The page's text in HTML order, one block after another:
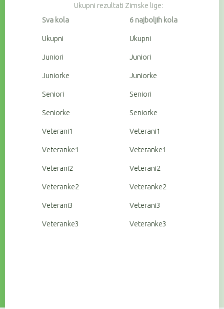
Ukupni rezultati Zimske lige:
Sva kola
6 najboljih kola
Ukupni Ukupni
Juniori Juniori
Juniorke Juniorke
Seniori Seniori
Seniorke Seniorke
Veterani1 Veterani1
Veteranke1 Veteranke1
Veterani2 Veterani2
Veteranke2 Veteranke2
Veterani3 Veterani3
Veteranke3 Veteranke3